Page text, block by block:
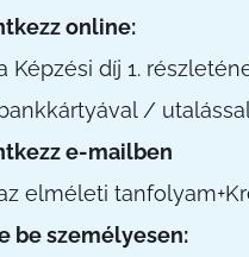
online:
Képzési díj 1.
bankkártyával /
e-mailben
elméleti
be személyesen: